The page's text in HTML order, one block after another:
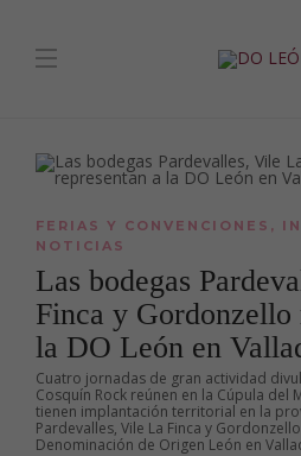
FERIAS Y CONVENCIONES ,
NOTICIAS
Las bodegas
Finca y Gordonzello
la DO León en
Cuatro jornadas de gran actividad
Cosquín Rock reúnen en la Cúpula del
tienen implantación territorial en la
Pardevalles, Vile La Finca y
Denominación de Origen León en